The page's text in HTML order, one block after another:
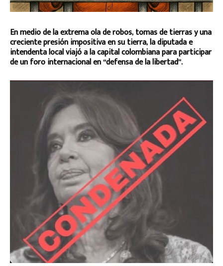
En medio de la extrema ola de robos, tomas de tierras y una
creciente presión impositiva en su tierra, la diputada e
intendenta local viajó a la capital colombiana para participar
de un foro internacional en “defensa de la libertad”.